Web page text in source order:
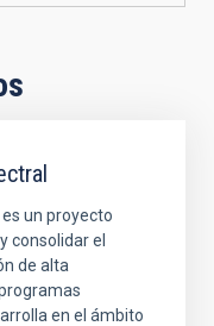
un proyecto
consolidar el
de alta
en el ámbito